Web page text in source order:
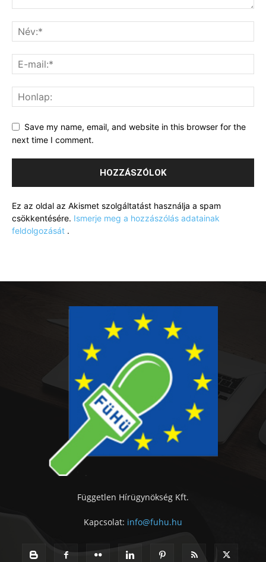
Save my name, email, and website in this browser for the
next time I comment.
Ez az oldal az Akismet szolgáltatást használja a spam
csökkentésére. Ismerje meg a hozzászólás adatainak
feldolgozását .
Független Hírügynökség Kft.
Kapcsolat: info@fuhu.hu